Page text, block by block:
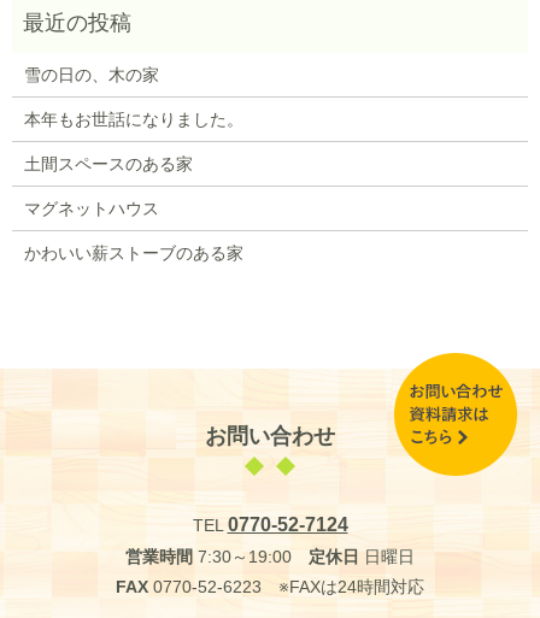
雪の日の、木の家
本年もお世話になりました。
土間スペースのある家
マグネットハウス
かわいい薪ストーブのある家
お問い合わせ
TEL0770-52-7124
営業時間 7:30～19:00 定休日 日曜日
FAX 0770-52-6223 ※FAXは24時間対応